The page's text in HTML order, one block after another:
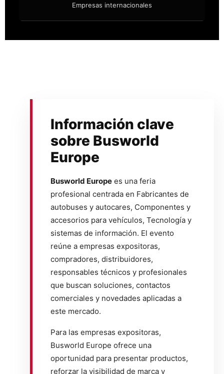
Empresas internacionales
Información clave
sobre Busworld
Europe
Busworld Europe es una feria
profesional centrada en Fabricantes de
autobuses y autocares, Componentes y
accesorios para vehículos, Tecnología y
sistemas de información. El evento
reúne a empresas expositoras,
compradores, distribuidores,
responsables técnicos y profesionales
que buscan soluciones, contactos
comerciales y novedades aplicadas a
este mercado.
Para las empresas expositoras,
Busworld Europe ofrece una
oportunidad para presentar productos,
reforzar la visibilidad de marca y